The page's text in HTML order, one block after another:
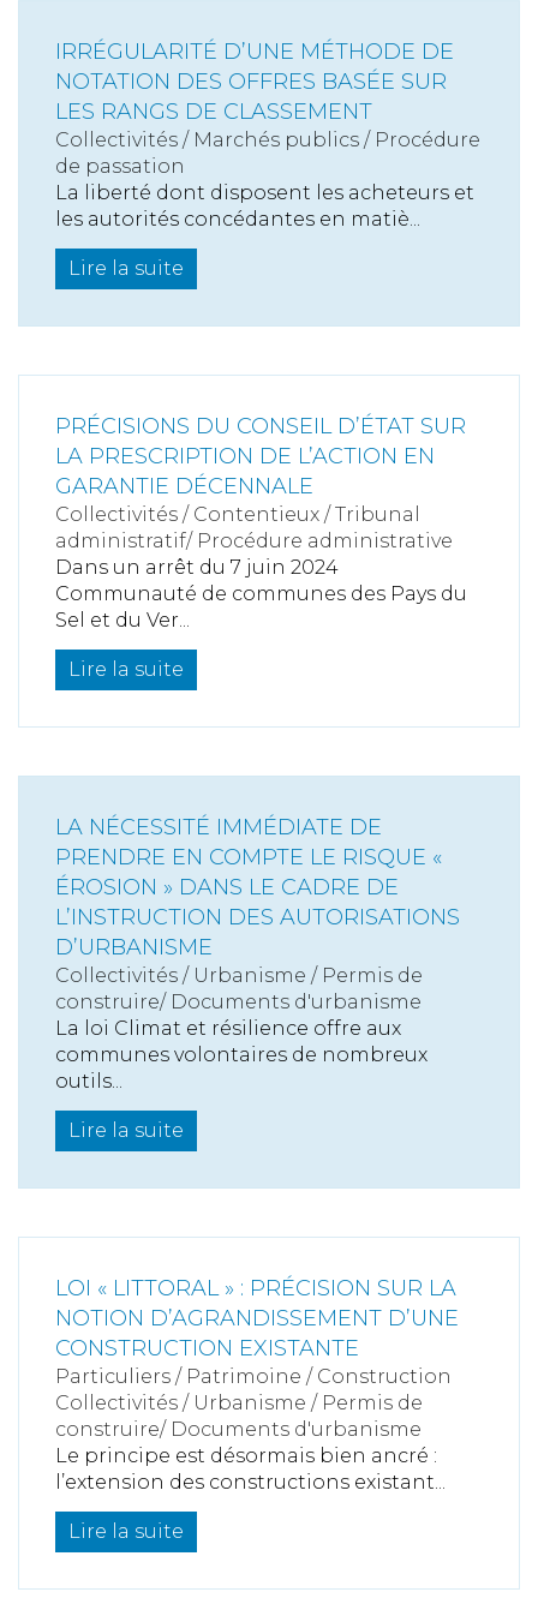
IRRÉGULARITÉ D’UNE MÉTHODE DE
NOTATION DES OFFRES BASÉE SUR
LES RANGS DE CLASSEMENT
Collectivités / Marchés publics / Procédure
de passation
La liberté dont disposent les acheteurs et
les autorités concédantes en matiè...
Lire la suite
PRÉCISIONS DU CONSEIL D’ÉTAT SUR
LA PRESCRIPTION DE L’ACTION EN
GARANTIE DÉCENNALE
Collectivités / Contentieux / Tribunal
administratif/ Procédure administrative
Dans un arrêt du 7 juin 2024
Communauté de communes des Pays du
Sel et du Ver...
Lire la suite
LA NÉCESSITÉ IMMÉDIATE DE
PRENDRE EN COMPTE LE RISQUE «
ÉROSION » DANS LE CADRE DE
L’INSTRUCTION DES AUTORISATIONS
D’URBANISME
Collectivités / Urbanisme / Permis de
construire/ Documents d'urbanisme
La loi Climat et résilience offre aux
communes volontaires de nombreux
outils...
Lire la suite
LOI « LITTORAL » : PRÉCISION SUR LA
NOTION D’AGRANDISSEMENT D’UNE
CONSTRUCTION EXISTANTE
Particuliers / Patrimoine / Construction
Collectivités / Urbanisme / Permis de
construire/ Documents d'urbanisme
Le principe est désormais bien ancré :
l’extension des constructions existant...
Lire la suite